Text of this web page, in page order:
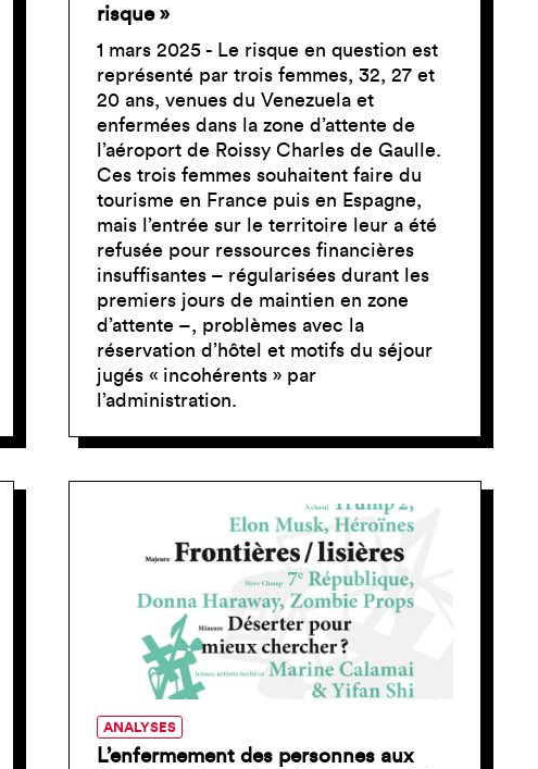
risque »
1 mars 2025 - Le risque en question est
représenté par trois femmes, 32, 27 et
20 ans, venues du Venezuela et
enfermées dans la zone d’attente de
l’aéroport de Roissy Charles de Gaulle.
Ces trois femmes souhaitent faire du
tourisme en France puis en Espagne,
mais l’entrée sur le territoire leur a été
refusée pour ressources financières
insuffisantes – régularisées durant les
premiers jours de maintien en zone
d’attente –, problèmes avec la
réservation d’hôtel et motifs du séjour
jugés « incohérents » par
l’administration.
ANALYSES
L’enfermement des personnes aux